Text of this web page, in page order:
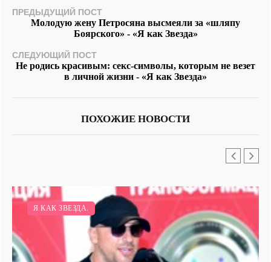
ПРЕДЫДУЩИЙ ПОСТ
Молодую жену Петросяна высмеяли за «шляпу
Боярского» - «Я как Звезда»
СЛЕДУЮЩИЙ ПОСТ
Не родись красивым: секс-символы, которым не везет
в личной жизни - «Я как Звезда»
ПОХОЖИЕ НОВОСТИ
Я КАК ЗВЕЗДА.